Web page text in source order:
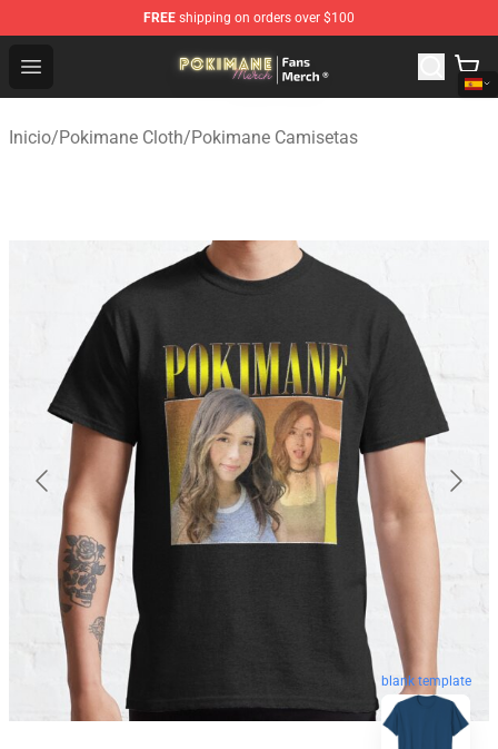
FREE shipping on orders over $100
Open menu
Pokimane Store - Official Pokimane Merchandise Shop
Inicio/Pokimane Cloth/Pokimane Camisetas
blank template